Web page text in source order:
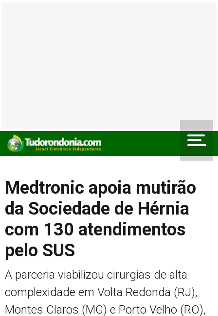
Medtronic apoia mutirão
da Sociedade de Hérnia
com 130 atendimentos
pelo SUS
A parceria viabilizou cirurgias de alta
complexidade em Volta Redonda (RJ),
Montes Claros (MG) e Porto Velho (RO),